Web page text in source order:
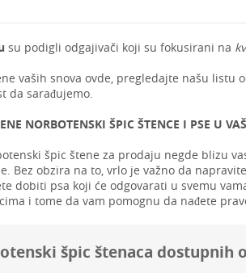
su podigli odgajivači koji su fokusirani na
vaših snova ovde, pregledajte našu listu
da sarađujemo.
NORBOTENSKI ŠPIC ŠTENCE I PSE U
špic štene za prodaju negde blizu
Bez obzira na to, vrlo je važno da
dobiti psa koji će odgovarati u svemu
i tome da vam pomognu da nađete
špic štenaca dostupnih